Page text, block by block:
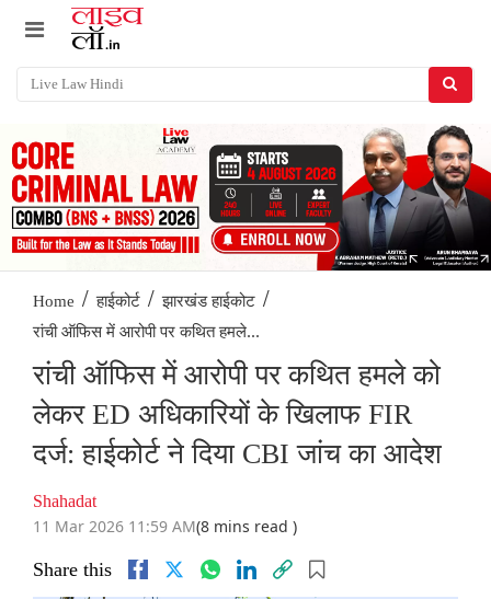
Home / हाईकोर्ट / झारखंड हाईकोट /
रांची ऑफिस में आरोपी पर कथित हमले...
रांची ऑफिस में आरोपी पर कथित हमले को
लेकर ED अधिकारियों के खिलाफ FIR
दर्ज: हाईकोर्ट ने दिया CBI जांच का आदेश
Shahadat
11 Mar 2026 11:59 AM(8 mins read )
Share this